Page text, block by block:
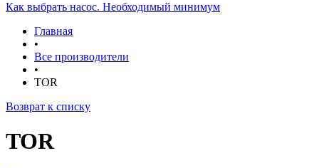
Как выбрать насос. Необходимый минимум
Главная
•
Все производители
•
TOR
Возврат к списку
TOR